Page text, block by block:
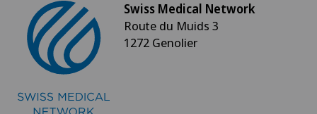
Swiss Medical Network
Route du Muids 3
1272 Genolier